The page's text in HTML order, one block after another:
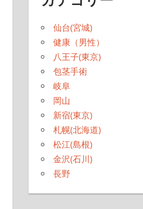
仙台(宮城)
健康（男性）
八王子(東京)
包茎手術
岐阜
岡山
新宿(東京)
札幌(北海道)
松江(島根)
金沢(石川)
長野